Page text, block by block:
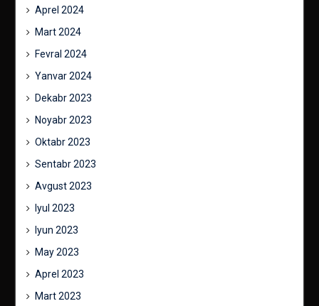
Aprel 2024
Mart 2024
Fevral 2024
Yanvar 2024
Dekabr 2023
Noyabr 2023
Oktabr 2023
Sentabr 2023
Avgust 2023
Iyul 2023
Iyun 2023
May 2023
Aprel 2023
Mart 2023